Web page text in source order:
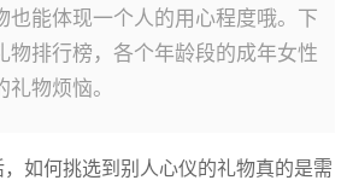
也能体现一个人的用心程度哦。下
物排行榜，各个年龄段的成年女性
物烦恼。
如何挑选到别人心仪的礼物真的是需